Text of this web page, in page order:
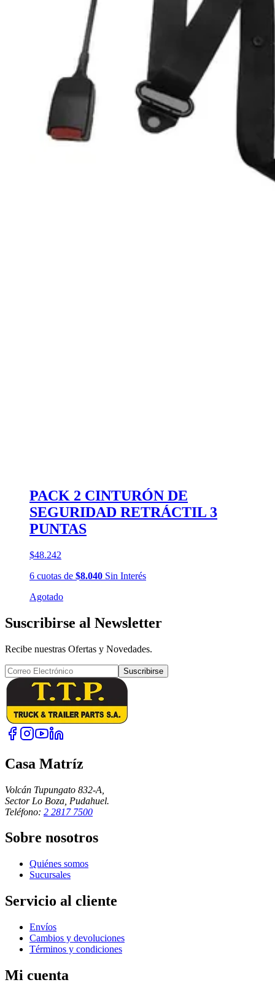
PACK 2 CINTURÓN DE
SEGURIDAD RETRÁCTIL 3
PUNTAS
$48.242
6 cuotas de $8.040 Sin Interés
Agotado
Suscribirse al Newsletter
Recibe nuestras Ofertas y Novedades.
Suscribirse
Casa Matríz
Volcán Tupungato 832-A,
Sector Lo Boza, Pudahuel.
Teléfono: 2 2817 7500
Sobre nosotros
Quiénes somos
Sucursales
Servicio al cliente
Envíos
Cambios y devoluciones
Términos y condiciones
Mi cuenta